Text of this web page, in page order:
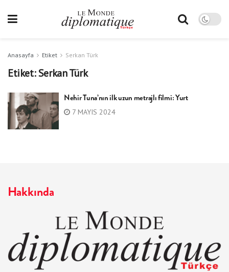
Anasayfa Etiket Serkan Türk
Etiket:Serkan Türk
Nehir Tuna’nın ilk uzun metrajlı filmi: Yurt
7 MAYIS 2024
Hakkında